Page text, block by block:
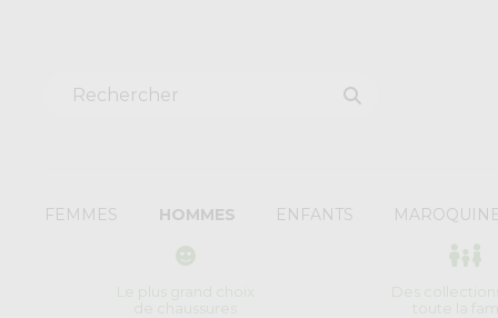
FEMMES HOMMES ENFANTS
Le plus grand choix
de chaussures
Des
toute la